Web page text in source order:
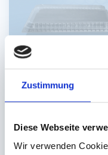
Zustimmung
Diese Webseite
Wir verwenden
Siegelschale, Deckel
PP transparent
für 225x175mm
Auf Lager. Sofort